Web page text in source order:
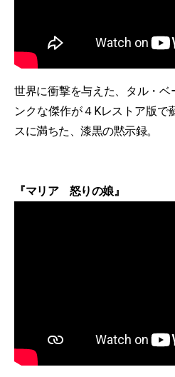
世界に衝撃を与えた、タル・
ンクな傑作が４Kレストア版で
スに満ちた、漆黒の黙示録。
『マリア 怒りの娘』